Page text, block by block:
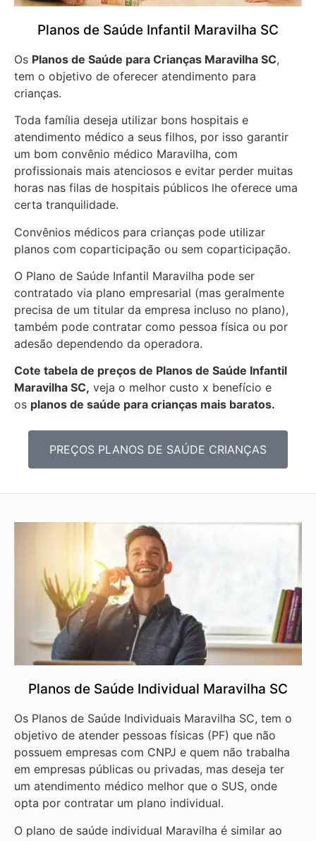
Planos de Saúde Infantil Maravilha SC
Os Planos de Saúde para Crianças Maravilha SC,
tem o objetivo de oferecer atendimento para
crianças.
Toda família deseja utilizar bons hospitais e
atendimento médico a seus filhos, por isso garantir
um bom convênio médico Maravilha, com
profissionais mais atenciosos e evitar perder muitas
horas nas filas de hospitais públicos lhe oferece uma
certa tranquilidade.
Convênios médicos para crianças pode utilizar
planos com coparticipação ou sem coparticipação.
O Plano de Saúde Infantil Maravilha pode ser
contratado via plano empresarial (mas geralmente
precisa de um titular da empresa incluso no plano),
também pode contratar como pessoa física ou por
adesão dependendo da operadora.
Cote tabela de preços de Planos de Saúde Infantil
Maravilha SC, veja o melhor custo x benefício e
os planos de saúde para crianças mais baratos.
PREÇOS PLANOS DE SAÚDE CRIANÇAS
Planos de Saúde Individual Maravilha SC
Os Planos de Saúde Individuais Maravilha SC, tem o
objetivo de atender pessoas físicas (PF) que não
possuem empresas com CNPJ e quem não trabalha
em empresas públicas ou privadas, mas deseja ter
um atendimento médico melhor que o SUS, onde
opta por contratar um plano individual.
O plano de saúde individual Maravilha é similar ao